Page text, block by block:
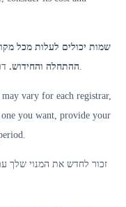
שמות יכולים לעלות מכל
ההתחלה והחידוש.דומיינים פרימיום כמו מילים נפוצות עולים יותר.
vary for each registrar,
you want, provide your
זכור לחדש את המנוי שלך